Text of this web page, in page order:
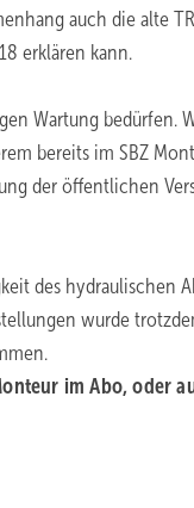
auch die alte
erklären kann.
Wartung bedürfen.
bereits im SBZ
der öffentlichen
des hydraulischen
wurde
im Abo, oder